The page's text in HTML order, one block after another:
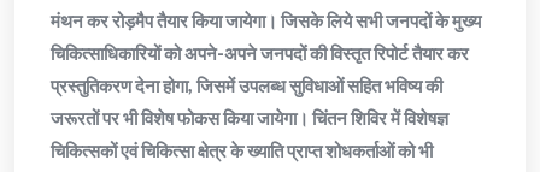
मंथन कर रोड़मैप तैयार किया जायेगा। जिसके लिये सभी जनपदों के मुख्य
चिकित्साधिकारियों को अपने-अपने जनपदों की विस्तृत रिपोर्ट तैयार कर
प्रस्तुतिकरण देना होगा, जिसमें उपलब्ध सुविधाओं सहित भविष्य की
जरूरतों पर भी विशेष फोकस किया जायेगा। चिंतन शिविर में विशेषज्ञ
चिकित्सकों एवं चिकित्सा क्षेत्र के ख्याति प्राप्त शोधकर्ताओं को भी